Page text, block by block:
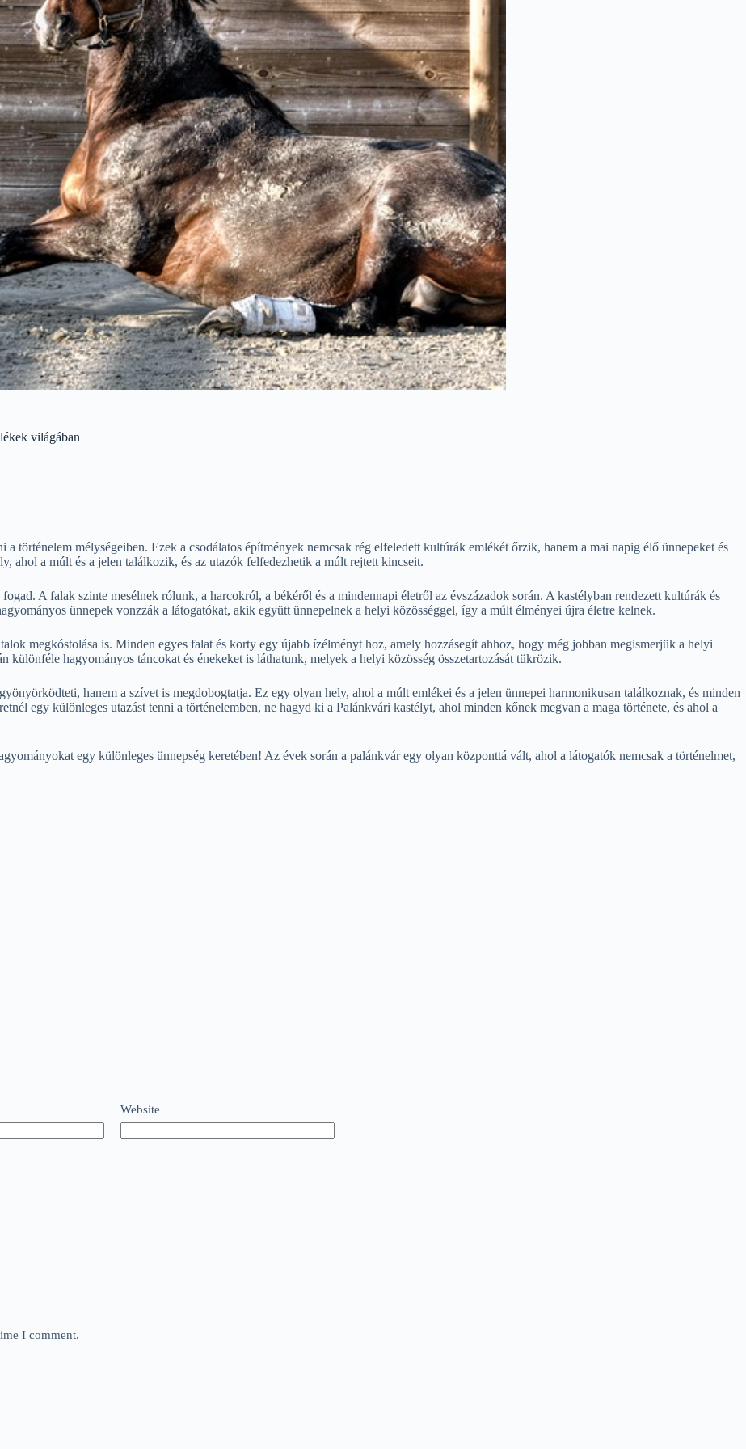
világában
történelem mélységeiben. Ezek a csodálatos építmények nemcsak rég elfeledett kultúrák emlékét őrzik, hanem a mai napig élő ünnepeket és
ahol a múlt és a jelen találkozik, és az utazók felfedezhetik a múlt rejtett kincseit.
A falak szinte mesélnek rólunk, a harcokról, a békéről és a mindennapi életről az évszázadok során. A kastélyban rendezett kultúrák és
ünnepek vonzzák a látogatókat, akik együtt ünnepelnek a helyi közösséggel, így a múlt élményei újra életre kelnek.
megkóstolása is. Minden egyes falat és korty egy újabb ízélményt hoz, amely hozzásegít ahhoz, hogy még jobban megismerjük a helyi
különféle hagyományos táncokat és énekeket is láthatunk, melyek a helyi közösség összetartozását tükrözik.
hanem a szívet is megdobogtatja. Ez egy olyan hely, ahol a múlt emlékei és a jelen ünnepei harmonikusan találkoznak, és minden
egy különleges utazást tenni a történelemben, ne hagyd ki a Palánkvári kastélyt, ahol minden kőnek megvan a maga története, és ahol a
egy különleges ünnepség keretében! Az évek során a palánkvár egy olyan központtá vált, ahol a látogatók nemcsak a történelmet,
Website
I comment.